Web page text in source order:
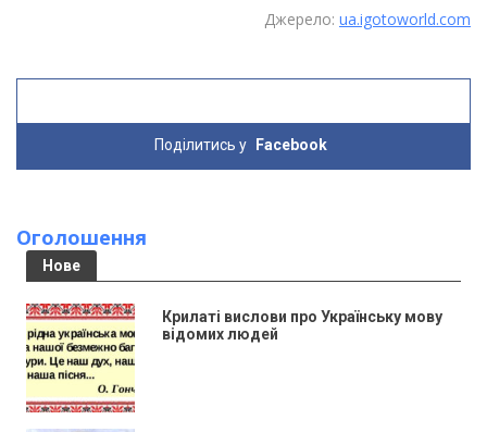
Джерело: ua.igotoworld.com
Поділитись у Facebook
Оголошення
Нове
Крилаті вислови про Українську мову
відомих людей